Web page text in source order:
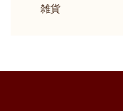
雑貨